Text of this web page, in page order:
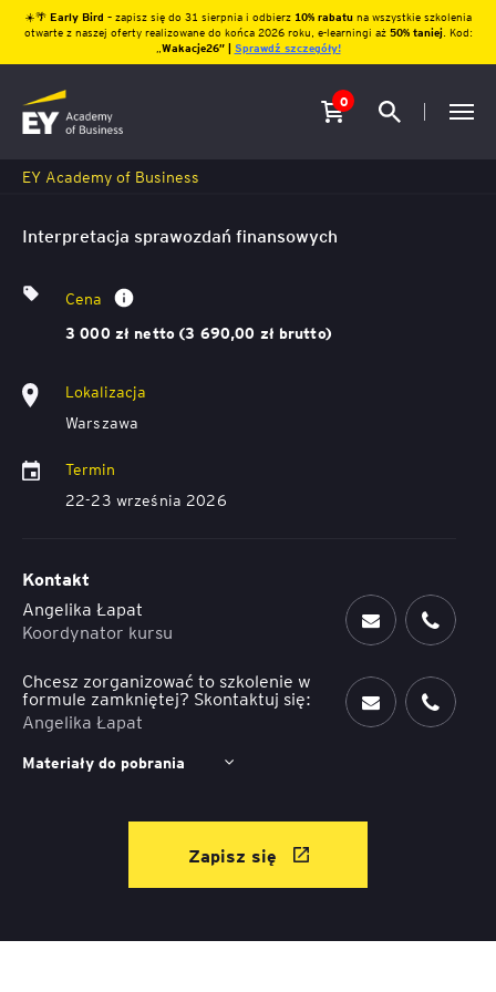
☀️🌴 Early Bird – zapisz się do 31 sierpnia i odbierz10% rabatu na wszystkie szkolenia
otwarte z naszej oferty realizowane do końca 2026 roku, e-learningi aż 50% taniej. Kod:
Wakacje26″ | Sprawdź szczegóły!
0
EY Academy of Business
Interpretacja sprawozdań finansowych
Cena
3 000 zł netto (3 690,00 zł brutto)
Lokalizacja
Warszawa
Termin
22-23 września 2026
Kontakt
Angelika Łapat
Koordynator kursu
Chcesz zorganizować to szkolenie w
formule zamkniętej? Skontaktuj się:
Angelika Łapat
Materiały do pobrania
Zapisz się